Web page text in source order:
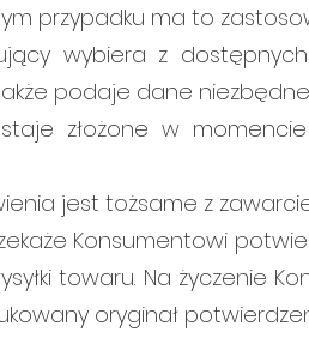
przypadku ma to
wybiera z
podaje dane
złożone w
jest tożsame z
Konsumentowi
towaru. Na życzenie
oryginał